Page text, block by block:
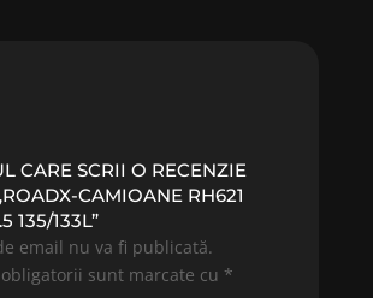
CARE SCRII O RECENZIE
CAMIOANE RH621
135/133L”
email nu va fi publicată.
sunt marcate cu *